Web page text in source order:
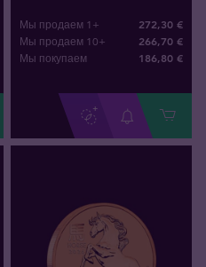
Мы продаем 1+ 272,30 €
Мы продаем 10+ 266,70 €
Мы покупаем 186,80 €